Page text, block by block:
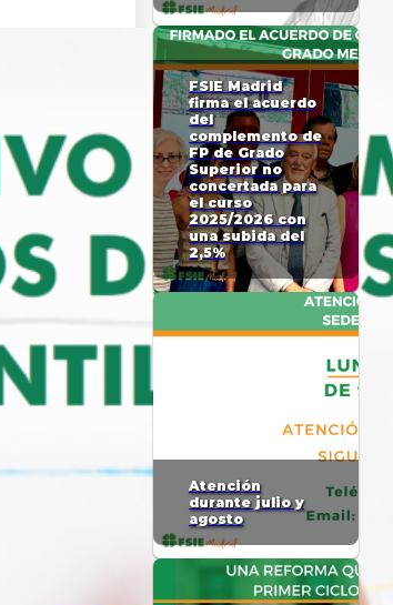
FSIE Madrid
firma el acuerdo
del
complemento de
FP de Grado
Superior no
concertada para
el curso
2025/2026 con
una subida del
2,5%
Atención
durante julio y
agosto